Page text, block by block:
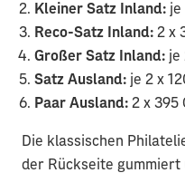
Kleiner Satz Inland: je
Reco-Satz Inland: 2 x
Großer Satz Inland: je
Satz Ausland: je 2 x
Paar Ausland: 2 x 395
Die klassischen
der Rückseite gummiert